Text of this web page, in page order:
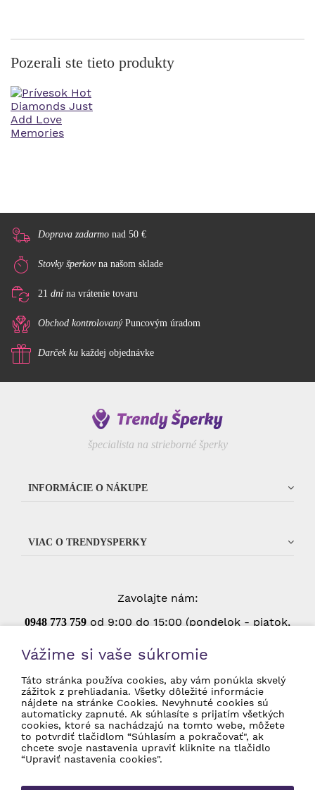
Pozerali ste tieto produkty
Doprava zadarmo nad 50 €
Stovky šperkovna našom sklade
21 dnína vrátenie tovaru
Obchod kontrolovanýPuncovým úradom
Darček ku každej objednávke
špecialista na strieborné šperky
INFORMÁCIE O NÁKUPE
VIAC O TRENDYSPERKY
Zavolajte nám:
0948 773 759 od 9:00 do 15:00 (pondelok - piatok,
Súhlasím so spracovaním osobných údajov
pre marketingové účely.Ochrana osobných
údajov
Vážime si vaše súkromie
Táto stránka používa cookies, aby vám ponúkla skvelý
zážitok z prehliadania. Všetky dôležité informácie
nájdete na stránke Cookies. Nevyhnuté cookies sú
automaticky zapnuté. Ak súhlasíte s prijatím všetkých
cookies, ktoré sa nachádzajú na tomto webe, môžete
to potvrdiť tlačidlom “Súhlasím a pokračovať", ak
chcete svoje nastavenia upraviť kliknite na tlačidlo
“Upraviť nastavenia cookies".